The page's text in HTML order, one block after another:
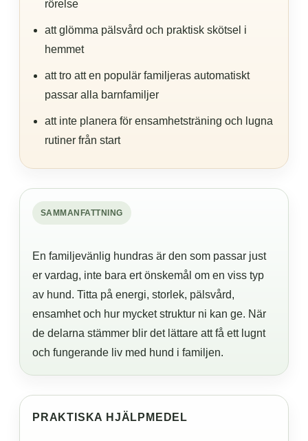
rörelse
att glömma pälsvård och praktisk skötsel i
hemmet
att tro att en populär familjeras automatiskt
passar alla barnfamiljer
att inte planera för ensamhetsträning och lugna
rutiner från start
SAMMANFATTNING
En familjevänlig hundras är den som passar just
er vardag, inte bara ert önskemål om en viss typ
av hund. Titta på energi, storlek, pälsvård,
ensamhet och hur mycket struktur ni kan ge. När
de delarna stämmer blir det lättare att få ett lugnt
och fungerande liv med hund i familjen.
PRAKTISKA HJÄLPMEDEL